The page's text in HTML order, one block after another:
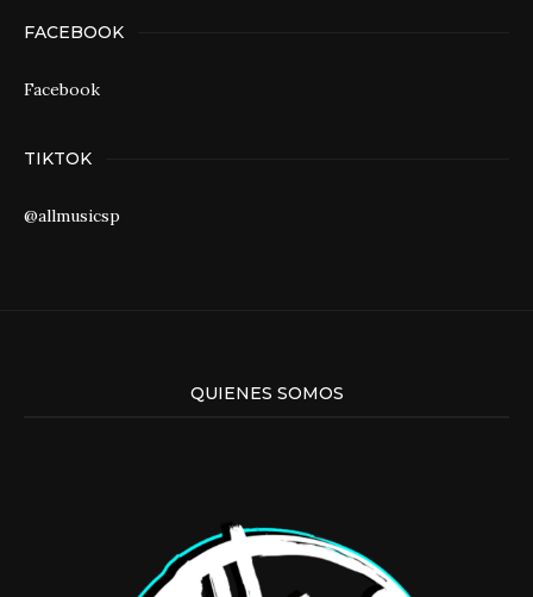
FACEBOOK
Facebook
TIKTOK
@allmusicsp
QUIENES SOMOS